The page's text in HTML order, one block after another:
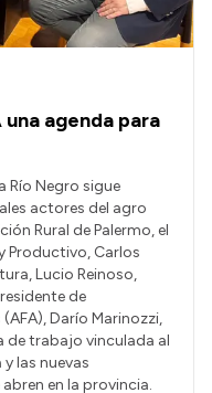
agenda para
Río Negro sigue
actores del agro
Rural de Palermo, el
Productivo, Carlos
Lucio Reinoso,
de
Darío Marinozzi,
de trabajo vinculada al
las nuevas
en la provincia.